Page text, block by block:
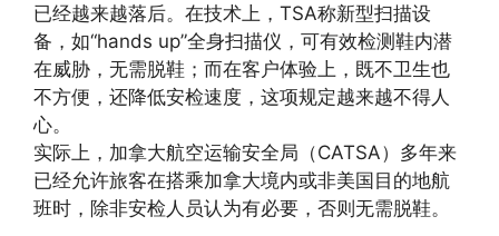
已经越来越落后。在技术上，TSA称新型扫描设
备，如“hands up”全身扫描仪，可有效检测鞋内潜
在威胁，无需脱鞋；而在客户体验上，既不卫生也
不方便，还降低安检速度，这项规定越来越不得人
心。
实际上，加拿大航空运输安全局（CATSA）多年来
已经允许旅客在搭乘加拿大境内或非美国目的地航
班时，除非安检人员认为有必要，否则无需脱鞋。